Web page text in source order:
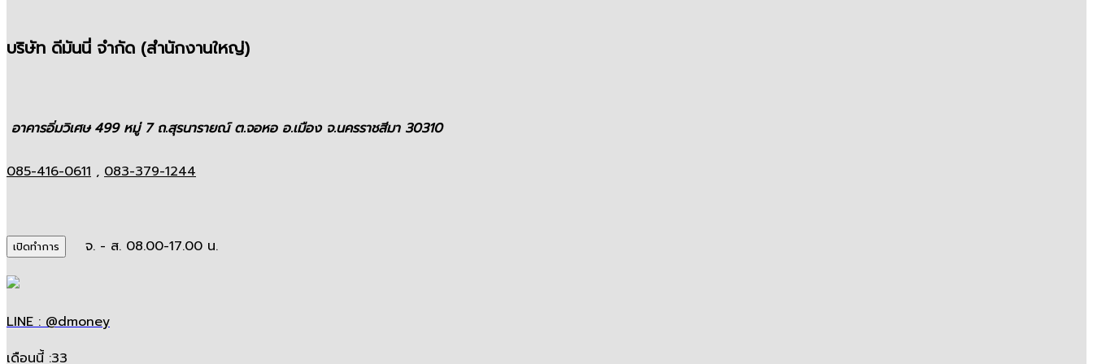
บริษัท ดีมันนี่ จำกัด (สำนักงานใหญ่)
อาคารอิ่มวิเศษ 499 หมู่ 7 ถ.สุรนารายณ์ ต.จอหอ อ.เมือง จ.นครราชสีมา 30310
085-416-0611 , 083-379-1244
เปิดทำการ จ. - ส. 08.00-17.00 น.
LINE : @dmoney
เดือนนี้ :33